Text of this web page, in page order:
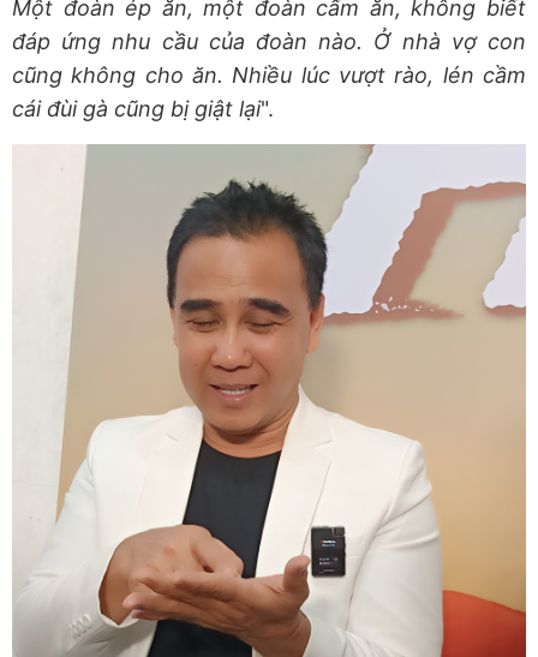
Một đoàn ép ăn, một đoàn cấm ăn, không biết
đáp ứng nhu cầu của đoàn nào. Ở nhà vợ con
cũng không cho ăn. Nhiều lúc vượt rào, lén cầm
cái đùi gà cũng bị giật lại".